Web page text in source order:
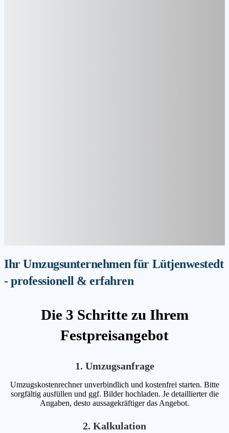
Ihr Umzugsunternehmen für Lütjenwestedt
- professionell & erfahren
Die 3 Schritte zu Ihrem
Festpreisangebot
1. Umzugsanfrage
Umzugskostenrechner unverbindlich und kostenfrei starten. Bitte
sorgfältig ausfüllen und ggf. Bilder hochladen. Je detaillierter die
Angaben, desto aussagekräftiger das Angebot.
2. Kalkulation